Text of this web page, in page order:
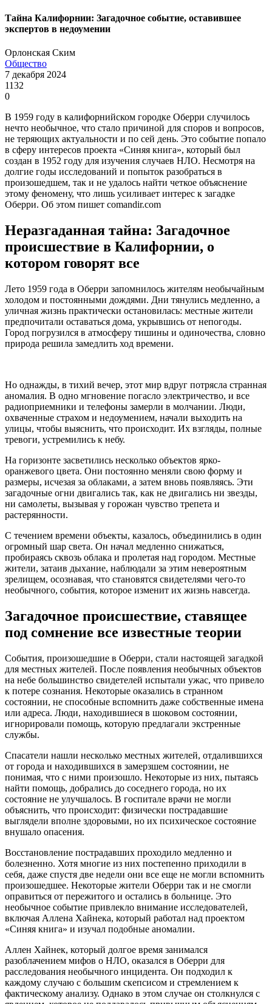
Тайна Калифорнии: Загадочное событие, оставившее
экспертов в недоумении
Орлонская Ским
Общество
7 декабря 2024
1132
0
В 1959 году в калифорнийском городке Оберри случилось
нечто необычное, что стало причиной для споров и вопросов,
не теряющих актуальности и по сей день. Это событие попало
в сферу интересов проекта «Синяя книга», который был
создан в 1952 году для изучения случаев НЛО. Несмотря на
долгие годы исследований и попыток разобраться в
произошедшем, так и не удалось найти четкое объяснение
этому феномену, что лишь усиливает интерес к загадке
Оберри. Об этом пишет comandir.com
Неразгаданная тайна: Загадочное
происшествие в Калифорнии, о
котором говорят все
Лето 1959 года в Оберри запомнилось жителям необычайным
холодом и постоянными дождями. Дни тянулись медленно, а
уличная жизнь практически остановилась: местные жители
предпочитали оставаться дома, укрывшись от непогоды.
Город погрузился в атмосферу тишины и одиночества, словно
природа решила замедлить ход времени.
Но однажды, в тихий вечер, этот мир вдруг потрясла странная
аномалия. В одно мгновение погасло электричество, и все
радиоприемники и телефоны замерли в молчании. Люди,
охваченные страхом и недоумением, начали выходить на
улицы, чтобы выяснить, что происходит. Их взгляды, полные
тревоги, устремились к небу.
На горизонте засветились несколько объектов ярко-
оранжевого цвета. Они постоянно меняли свою форму и
размеры, исчезая за облаками, а затем вновь появляясь. Эти
загадочные огни двигались так, как не двигались ни звезды,
ни самолеты, вызывая у горожан чувство трепета и
растерянности.
С течением времени объекты, казалось, объединились в один
огромный шар света. Он начал медленно снижаться,
пробираясь сквозь облака и пролетая над городом. Местные
жители, затаив дыхание, наблюдали за этим невероятным
зрелищем, осознавая, что становятся свидетелями чего-то
необычного, события, которое изменит их жизнь навсегда.
Загадочное происшествие, ставящее
под сомнение все известные теории
События, произошедшие в Оберри, стали настоящей загадкой
для местных жителей. После появления необычных объектов
на небе большинство свидетелей испытали ужас, что привело
к потере сознания. Некоторые оказались в странном
состоянии, не способные вспомнить даже собственные имена
или адреса. Люди, находившиеся в шоковом состоянии,
игнорировали помощь, которую предлагали экстренные
службы.
Спасатели нашли несколько местных жителей, отдалившихся
от города и находившихся в замерзшем состоянии, не
понимая, что с ними произошло. Некоторые из них, пытаясь
найти помощь, добрались до соседнего города, но их
состояние не улучшалось. В госпитале врачи не могли
объяснить, что происходит: физически пострадавшие
выглядели вполне здоровыми, но их психическое состояние
внушало опасения.
Восстановление пострадавших проходило медленно и
болезненно. Хотя многие из них постепенно приходили в
себя, даже спустя две недели они все еще не могли вспомнить
произошедшее. Некоторые жители Оберри так и не смогли
оправиться от пережитого и остались в больнице. Это
необычное событие привлекло внимание исследователей,
включая Аллена Хайнека, который работал над проектом
«Синяя книга» и изучал подобные аномалии.
Аллен Хайнек, который долгое время занимался
разоблачением мифов о НЛО, оказался в Оберри для
расследования необычного инцидента. Он подходил к
каждому случаю с большим скепсисом и стремлением к
фактическому анализу. Однако в этом случае он столкнулся с